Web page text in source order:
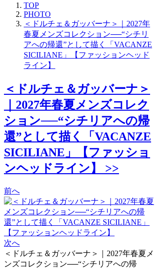
TOP
PHOTO
＜ドルチェ＆ガッバーナ＞｜2027年
春夏メンズコレクション──“シチリ
アへの帰還”として描く「VACANZE
SICILIANE」【ファッションヘッド
ライン】
＜ドルチェ＆ガッバーナ＞
｜2027年春夏メンズコレク
ション──“シチリアへの帰
還”として描く「VACANZE
SICILIANE」【ファッショ
ンヘッドライン】 >>
前へ
次へ
＜ドルチェ＆ガッバーナ＞｜2027年春夏メ
ンズコレクション──“シチリアへの帰